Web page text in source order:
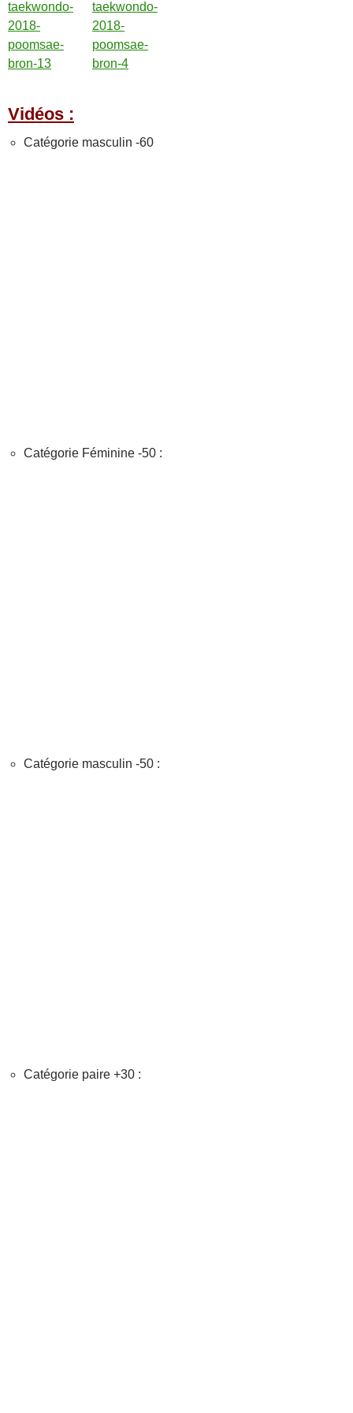
Vidéos :
Catégorie masculin -60
Catégorie Féminine -50 :
Catégorie masculin -50 :
Catégorie paire +30 :